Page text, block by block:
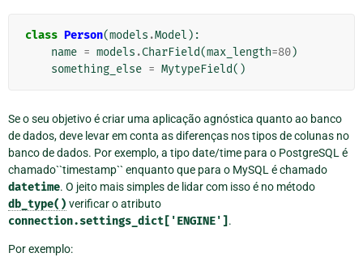
class Person(models .Model ):
name = models .CharField(max_length=80)
something_else = MytypeField()
Se o seu objetivo é criar uma aplicação agnóstica quanto ao banco
de dados, deve levar em conta as diferenças nos tipos de colunas no
banco de dados. Por exemplo, a tipo date/time para o PostgreSQL é
chamado``timestamp`` enquanto que para o MySQL é chamado
datetime. O jeito mais simples de lidar com isso é no método
db_type() verificar o atributo
connection.settings_dict['ENGINE'] .
Por exemplo: